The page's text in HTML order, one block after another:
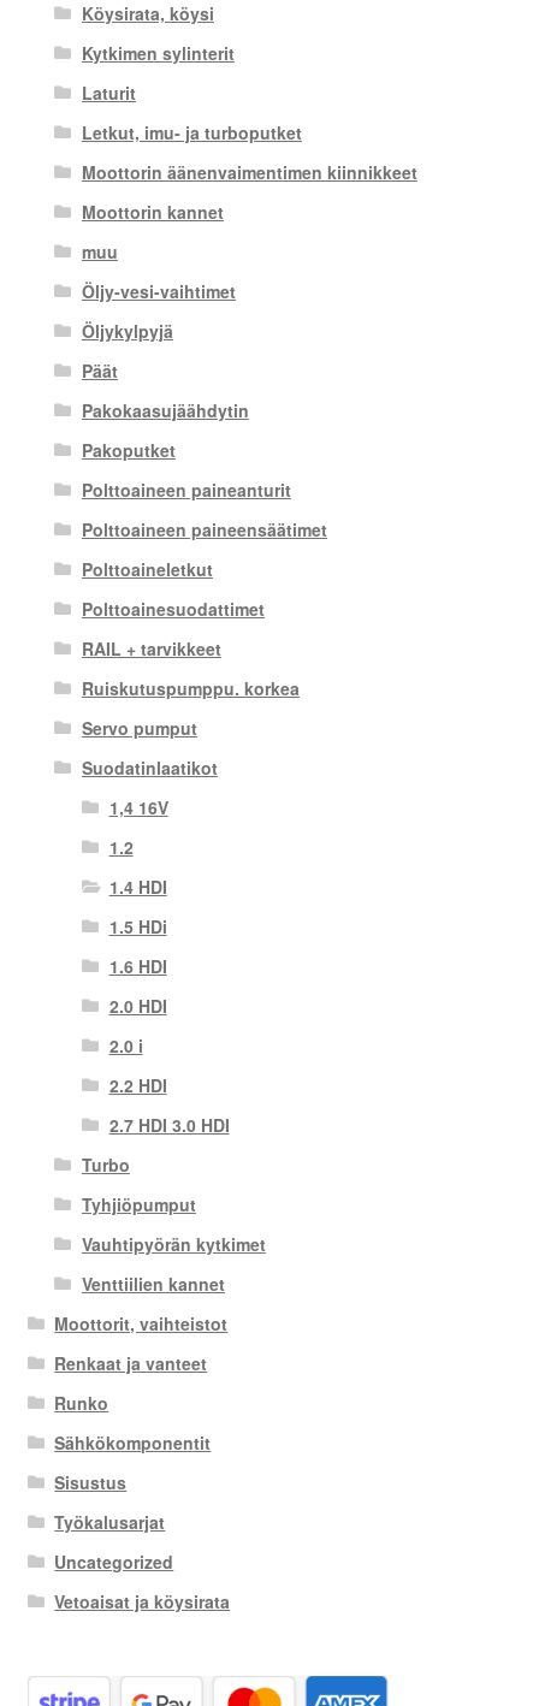
Köysirata, köysi
Kytkimen sylinterit
Laturit
Letkut, imu- ja turboputket
Moottorin äänenvaimentimen kiinnikkeet
Moottorin kannet
muu
Öljy-vesi-vaihtimet
Öljykylpyjä
Päät
Pakokaasujäähdytin
Pakoputket
Polttoaineen paineanturit
Polttoaineen paineensäätimet
Polttoaineletkut
Polttoainesuodattimet
RAIL + tarvikkeet
Ruiskutuspumppu. korkea
Servo pumput
Suodatinlaatikot
1,4 16V
1.2
1.4 HDI
1.5 HDi
1.6 HDI
2.0 HDI
2.0 i
2.2 HDI
2.7 HDI 3.0 HDI
Turbo
Tyhjiöpumput
Vauhtipyörän kytkimet
Venttiilien kannet
Moottorit, vaihteistot
Renkaat ja vanteet
Runko
Sähkökomponentit
Sisustus
Työkalusarjat
Uncategorized
Vetoaisat ja köysirata